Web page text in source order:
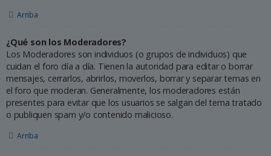
Arriba
¿Qué son los Moderadores?
Los Moderadores son individuos (o grupos de individuos) que
cuidan el foro día a día. Tienen la autoridad para editar o borrar
mensajes, cerrarlos, abrirlos, moverlos, borrar y separar temas en
el foro que moderan. Generalmente, los moderadores están
presentes para evitar que los usuarios se salgan del tema tratado
o publiquen spam y/o contenido malicioso.
Arriba